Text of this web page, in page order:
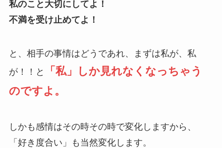
私のこと大切にしてよ！
不満を受け止めてよ！
と、相手の事情はどうであれ、まずは私が、私
が！！と
「私」しか見れなくなっちゃう
のですよ。
しかも感情はその時その時で変化しますから、
「好き度合い」も当然変化します。